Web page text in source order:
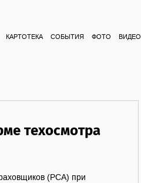
КАРТОТЕКА СОБЫТИЯ ФОТО ВИДЕО
техосмотра
(РСА) при